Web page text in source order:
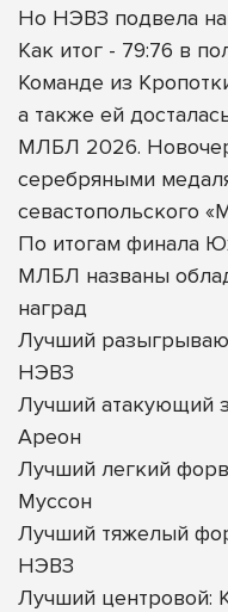
Но НЭВЗ подвела
Как итог - 79:76 в
Команде из
а также ей
МЛБЛ 2026.
серебряными
севастопольского
По итогам финала
МЛБЛ названы
наград
Лучший
НЭВЗ
Лучший атакующий
Ареон
Лучший легкий
Муссон
Лучший тяжелый
НЭВЗ
Лучший центровой: